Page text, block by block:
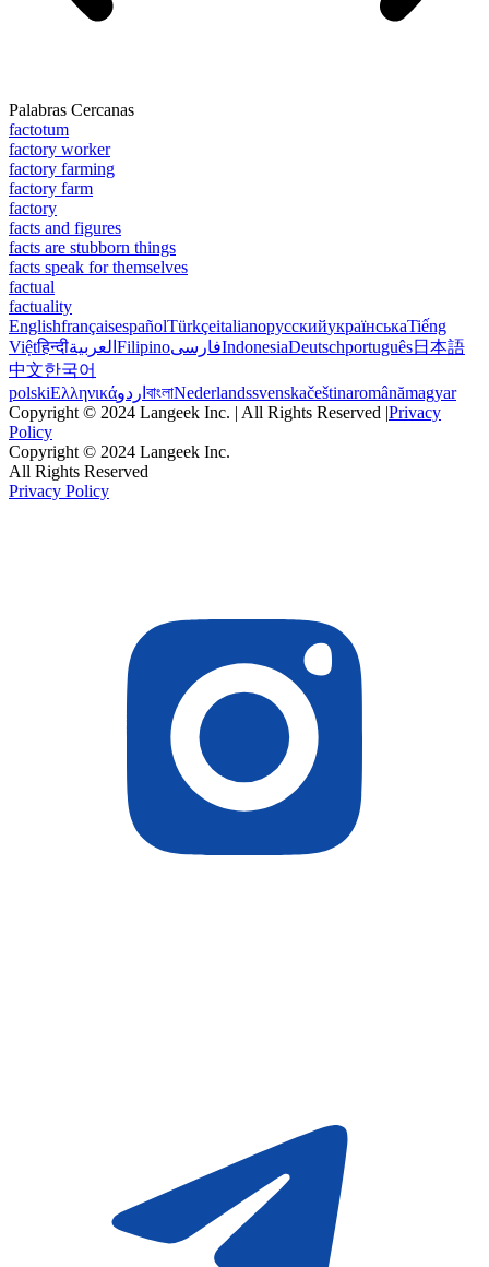
Palabras Cercanas
factotum
factory worker
factory farming
factory farm
factory
facts and figures
facts are stubborn things
facts speak for themselves
factual
factuality
EnglishfrançaisespañolTürkçeitalianoрусскийукраїнськаTiếng
Việtहिन्दीالعربية FilipinoفارسیIndonesiaDeutschportuguês日本語
中文한국어
polskiΕλληνικάاردو বাংলাNederlandssvenskačeštinaromânămagyar
Copyright © 2024 Langeek Inc. | All Rights Reserved |Privacy
Policy
Copyright © 2024 Langeek Inc.
All Rights Reserved
Privacy Policy